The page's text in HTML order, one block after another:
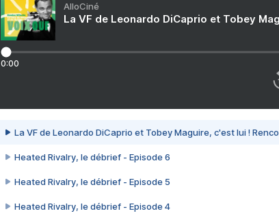
AlloCiné
La VF de Leonardo DiCaprio et Tobey
0:00
La VF de Leonardo DiCaprio et Tobey Maguire, c'est lui !
Heated Rivalry, le débrief - Episode 6
Heated Rivalry, le débrief - Episode 5
Heated Rivalry, le débrief - Episode 4